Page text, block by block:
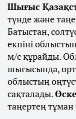
Шығыс
түнде және
Батыстан,
екпіні
м/с құрайды.
шығысында,
облыстың
сақталады.
таңертең тұман